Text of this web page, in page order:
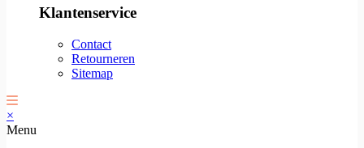
Klantenservice
Contact
Retourneren
Sitemap
×
Menu